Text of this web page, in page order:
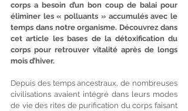
corps a besoin d’un bon coup de balai pour
éliminer les « polluants » accumulés avec le
temps dans notre organisme. Découvrez dans
cet article les bases de la détoxification du
corps pour retrouver vitalité après de longs
mois d’hiver.
Depuis des temps ancestraux, de nombreuses
civilisations avaient intégré dans leurs modes
de vie des rites de purification du corps faisant